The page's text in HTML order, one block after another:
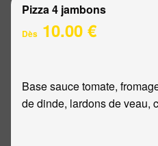
Pizza 4 jambons
Dès 10.00 €
Base sauce tomate,
de dinde, lardons de veau,